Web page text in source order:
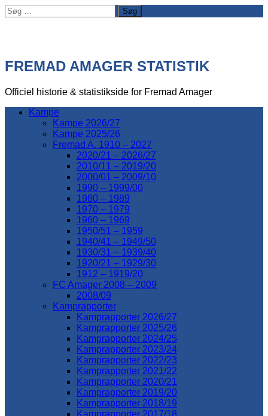
Søg
efter:
FREMAD AMAGER STATISTIK
Officiel historie & statistikside for Fremad Amager
Kampe
Kampe 2026/27
Kampe 2025/26
Fremad A. 1910 – 2027
2020/21 – 2026/27
2010/11 – 2019/20
2000/01 – 2009/10
1990 – 1999/00
1980 – 1989
1970 – 1979
1960 – 1969
1950/51 – 1959
1940/41 – 1949/50
1930/31 – 1939/40
1920/21 – 1929/30
1912 – 1919/20
FC Amager 2008 – 2009
2008/09
Kamprapporter
Kamprapporter 2026/27
Kamprapporter 2025/26
Kamprapporter 2024/25
Kamprapporter 2023/24
Kamprapporter 2022/23
Kamprapporter 2021/22
Kamprapporter 2020/21
Kamprapporter 2019/20
Kamprapporter 2018/19
Kamprapporter 2017/18